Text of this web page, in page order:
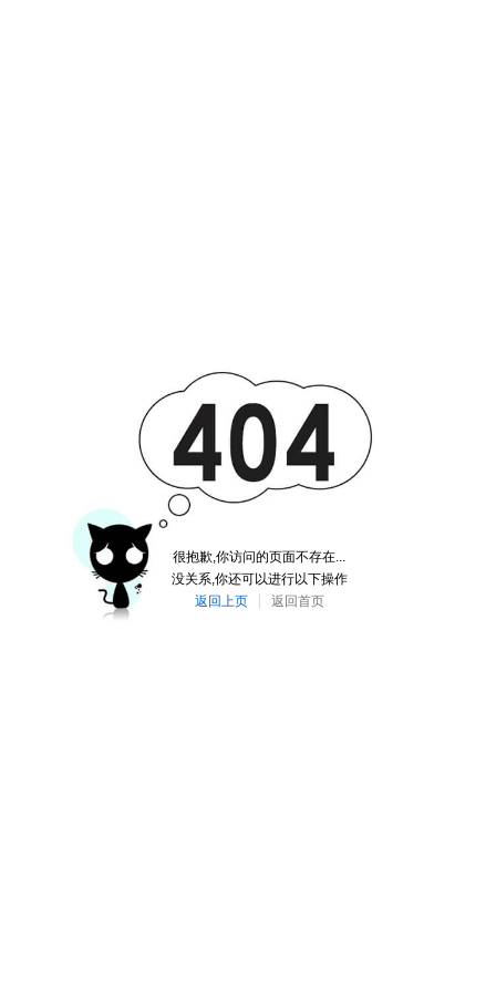
很抱歉,你访问的页面不存在...
没关系,你还可以进行以下操作
返回上页
返回首页